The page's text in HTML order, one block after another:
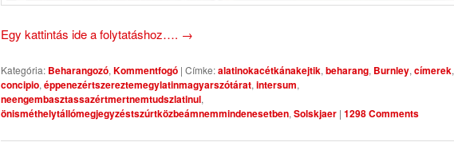
Egy kattintás ide a folytatáshoz…. →
Kategória: Beharangozó, Kommentfogó | Címke:alatinokacétkánakejtik, beharang, Burnley, címerek,
concipio, éppenezértszereztemegylatinmagyarszótárat, intersum,
neengembasztassazértmertnemtudszlatinul,
önisméthelytállómegjegyzéstszúrtközbeámnemmindenesetben, Solskjaer | 1298 Comments